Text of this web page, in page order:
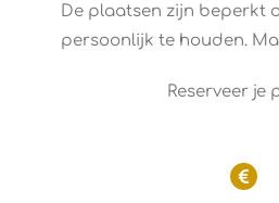
De plaatsen zijn beperkt
persoonlijk te houden.
Reserveer je